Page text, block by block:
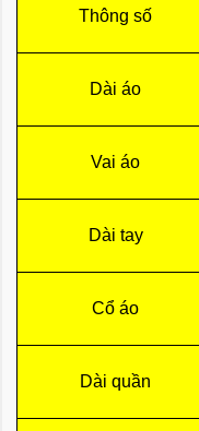
Thông số
Dài áo
Vai áo
Dài tay
Cổ áo
Dài quần